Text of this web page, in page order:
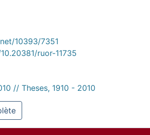
10393/7351
ruor-11735
// Theses, 1910 - 2010